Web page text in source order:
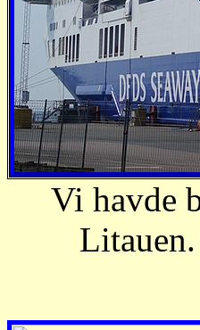
Vi havde